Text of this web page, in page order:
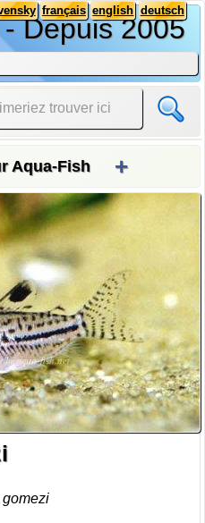
Depuis 2005
deutsch
english
français
Aqua-Fish +
gomezi